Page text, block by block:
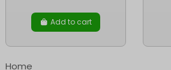
Add to cart
Home